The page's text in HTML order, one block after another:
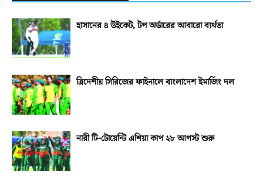
হাসানের ৪ উইকেট, টপ অর্ডারের আবারো ব্যর্থতা
ত্রিদেশীয় সিরিজের ফাইনালে বাংলাদেশ ইমার্জিং দল
নারী টি-টোয়েন্টি এশিয়া কাপ ২৮ আগস্ট শুরু